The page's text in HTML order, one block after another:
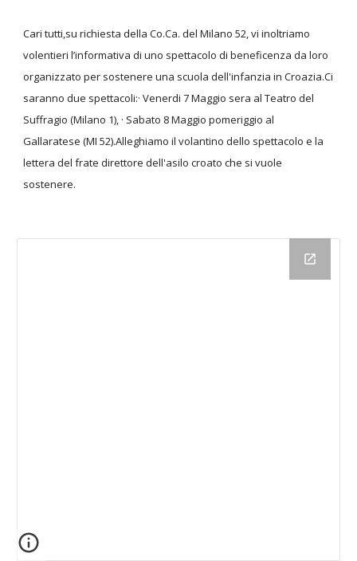
Cari tutti,su richiesta della Co.Ca. del Milano 52, vi inoltriamo
volentieri l’informativa di uno spettacolo di beneficenza da loro
organizzato per sostenere una scuola dell'infanzia in Croazia.Ci
saranno due spettacoli:· Venerdi 7 Maggio sera al Teatro del
Suffragio (Milano 1), · Sabato 8 Maggio pomeriggio al
Gallaratese (MI 52).Alleghiamo il volantino dello spettacolo e la
lettera del frate direttore dell'asilo croato che si vuole
sostenere.